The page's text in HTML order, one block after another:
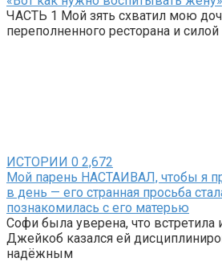
ЧАСТЬ 1 Мой зять схватил мою
переполненного ресторана и силой
ИСТОРИИ 0 2,672
Мой парень НАСТАИВАЛ, чтобы я
в день — его странная просьба
познакомилась с его матерью
Софи была уверена, что встретила
Джейкоб казался ей
надёжным